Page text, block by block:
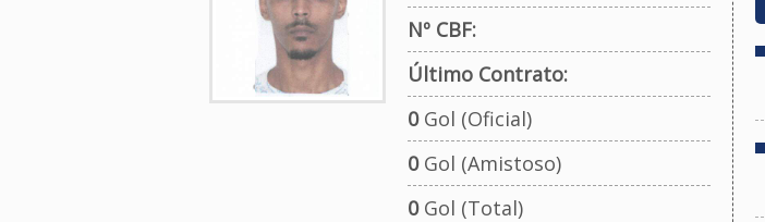
Nº CBF:
Último Contrato:
0Gol (Oficial)
0Gol (Amistoso)
0Gol (Total)